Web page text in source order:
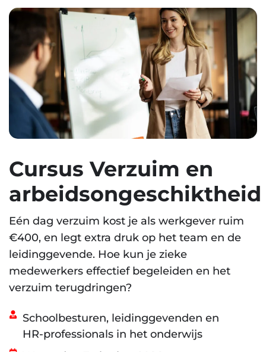
Cursus Verzuim en
arbeidsongeschiktheid
Eén dag verzuim kost je als werkgever ruim
€400, en legt extra druk op het team en de
leidinggevende. Hoe kun je zieke
medewerkers effectief begeleiden en het
verzuim terugdringen?
Schoolbesturen, leidinggevenden en
HR-professionals in het onderwijs